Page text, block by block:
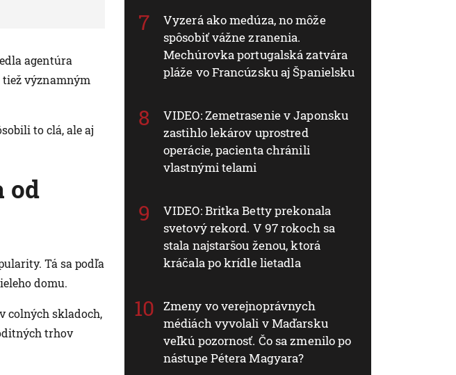
agentúra
tiež významným
to clá, ale aj
od
Tá sa podľa
domu.
colných skladoch,
trhov
Vyzerá ako medúza, no môže
spôsobiť vážne zranenia.
Mechúrovka portugalská zatvára
pláže vo Francúzsku aj Španielsku
VIDEO: Zemetrasenie v Japonsku
zastihlo lekárov uprostred
operácie, pacienta chránili
vlastnými telami
VIDEO: Britka Betty prekonala
svetový rekord. V 97 rokoch sa
stala najstaršou ženou, ktorá
kráčala po krídle lietadla
Zmeny vo verejnoprávnych
médiách vyvolali v Maďarsku
veľkú pozornosť. Čo sa zmenilo po
nástupe Pétera Magyara?